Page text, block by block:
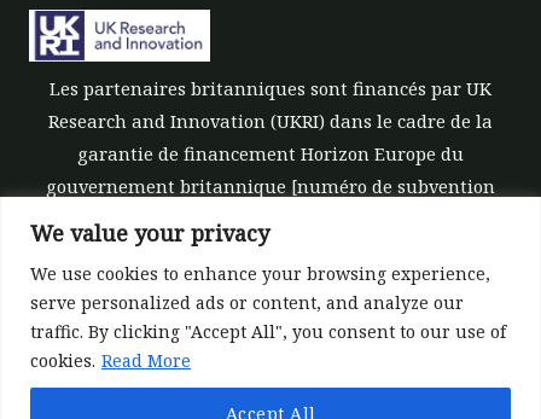
We value your privacy
We use cookies to enhance your browsing experience,
serve personalized ads or content, and analyze our
traffic. By clicking "Accept All", you consent to our use of
cookies. Read More
Accept All
Les partenaires britanniques sont financés par UK
Research and Innovation (UKRI) dans le cadre de la
garantie de financement Horizon Europe du
gouvernement britannique [numéro de subvention
©All rights reserved 2022-2026 | ReForest project